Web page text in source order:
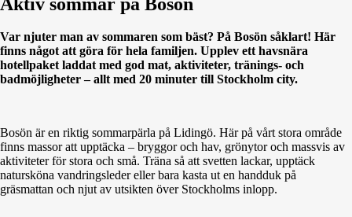
Var njuter man av sommaren som bäst? På Bosön såklart! Här
finns något att göra för hela familjen. Upplev ett havsnära
hotellpaket laddat med god mat, aktiviteter, tränings- och
badmöjligheter – allt med 20 minuter till Stockholm city.
Bosön är en riktig sommarpärla på Lidingö. Här på vårt stora område
finns massor att upptäcka – bryggor och hav, grönytor och massvis av
aktiviteter för stora och små. Träna så att svetten lackar, upptäck
natursköna vandringsleder eller bara kasta ut en handduk på
gräsmattan och njut av utsikten över Stockholms inlopp.